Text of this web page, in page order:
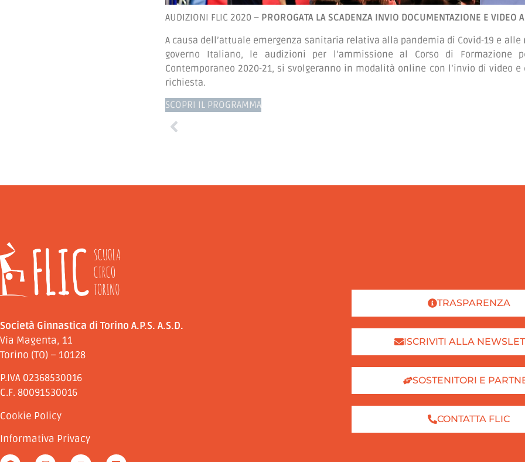
AUDIZIONI FLIC 2020 – PROROGATA LA SCADENZA INVIO DOCUMENTAZIONE E VIDEO
A causa dell’attuale emergenza sanitaria relativa alla pandemia di Covid-19 e
governo Italiano, le audizioni per l’ammissione al Corso di Formazione
Contemporaneo 2020-21, si svolgeranno in modalità online con l’invio di video
richiesta.
SCOPRI IL PROGRAMMA
Società Ginnastica di Torino A.P.S. A.S.D.
Via Magenta, 11
Torino (TO) – 10128
P.IVA 02368530016
C.F. 80091530016
Cookie Policy
Informativa Privacy
TRASPARENZA
ISCRIVITI ALLA
SOSTENITORI E
CONTATTA FLIC